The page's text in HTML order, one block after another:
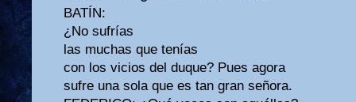
BATÍN:
¿No sufrías
las muchas que tenías
con los vicios del duque? Pues agora
sufre una sola que es tan gran señora.